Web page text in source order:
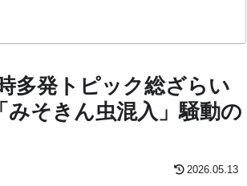
多発トピック総ざらい
みそきん虫混入」騒動の
2026.05.13